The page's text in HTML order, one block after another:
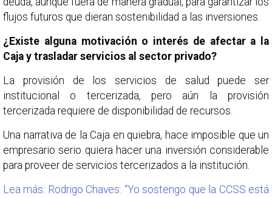
flujos futuros que dieran sostenibilidad a las inversiones.
¿Existe alguna motivación o interés de afectar a la
Caja y trasladar servicios al sector privado?
La provisión de los servicios de salud puede ser
institucional o tercerizada, pero aún la provisión
tercerizada requiere de disponibilidad de recursos.
Una narrativa de la Caja en quiebra, hace imposible que un
empresario serio quiera hacer una inversión considerable
para proveer de servicios tercerizados a la institución.
Lea más: Rodrigo Chaves: “Yo sostengo que la CCSS está